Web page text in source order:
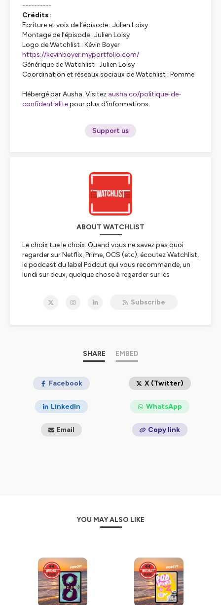
----------
Crédits :
Ecriture et voix de l’épisode : Julien Loisy
Montage de l’épisode : Julien Loisy
Logo de Watchlist : Kévin Boyer
https://kevinboyer.myportfolio.com/
Générique de Watchlist : Julien Loisy
Coordination et réseaux sociaux de Watchlist : Pomme
Hébergé par Ausha. Visitez ausha.co/politique-de-
confidentialitepour plus d'informations.
Support us
ABOUT WATCHLIST
Le choix tue le choix. Quand vous ne savez pas quoi
regarder sur Netflix, Prime, OCS (etc), écoutez Watchlist,
le podcast du label Podcut qui vous recommande, un
lundi sur deux, quelque chose à regarder sur les
Pour participer, ou nous retrouver sur les réseaux
pour plus d'informations.
Subscribe
SHARE EMBED
Facebook X (Twitter)
LinkedIn WhatsApp
Email Copy link
YOU MAY ALSO LIKE